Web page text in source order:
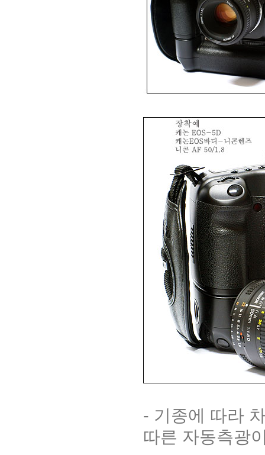
- 기종에 따라
따른 자동측광